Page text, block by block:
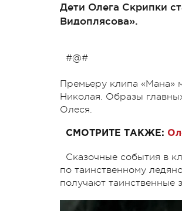
Дети Олега Скрипки
Видоплясова».
#@#
Премьеру клипа «Мана»
Николая. Образы
Олеся.
СМОТРИТЕ ТАКЖЕ:
Сказочные события в
по таинственному
получают таинственные